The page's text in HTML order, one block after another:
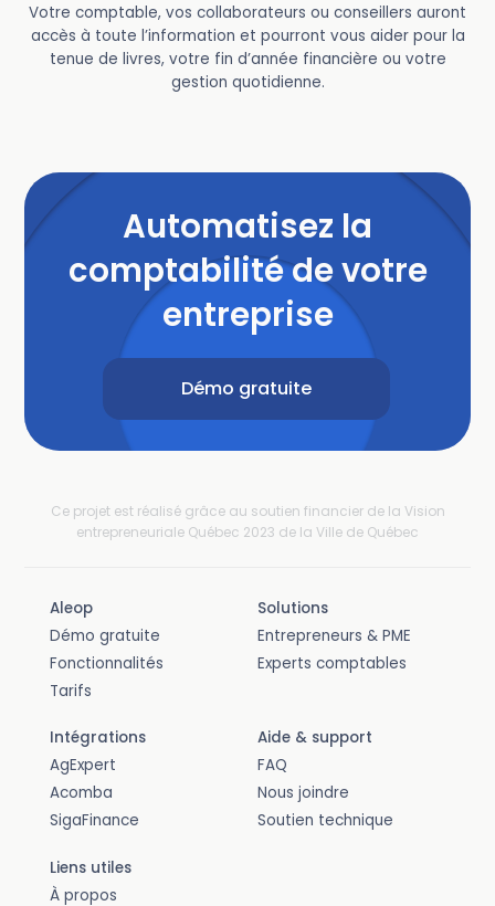
Votre comptable, vos collaborateurs ou conseillers auront
accès à toute l’information et pourront vous aider pour la
tenue de livres, votre fin d’année financière ou votre
gestion quotidienne.
Automatisez la
comptabilité de votre
entreprise
Démo gratuite
Ce projet est réalisé grâce au soutien financier de la Vision
entrepreneuriale Québec 2023 de la Ville de Québec
Aleop
Démo gratuite
Fonctionnalités
Tarifs
Solutions
Entrepreneurs & PME
Experts comptables
Intégrations
AgExpert
Acomba
SigaFinance
Aide & support
FAQ
Nous joindre
Soutien technique
Liens utiles
À propos